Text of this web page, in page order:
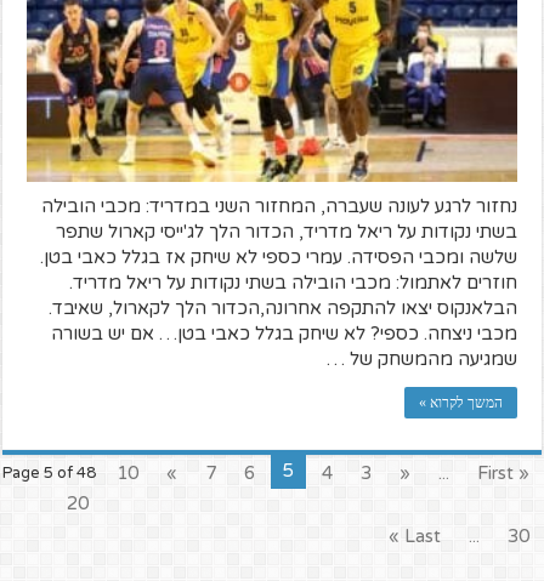
נחזור לרגע לעונה שעברה, המחזור השני במדריד: מכבי הובילה
בשתי נקודות על ריאל מדריד, הכדור הלך לג'ייסי קארול שתפר
שלשה ומכבי הפסידה. עמרי כספי לא שיחק אז בגלל כאבי בטן.
חוזרים לאתמול: מכבי הובילה בשתי נקודות על ריאל מדריד.
הבלאנקוס יצאו להתקפה אחרונה,הכדור הלך לקארול, שאיבד.
מכבי ניצחה. כספי? לא שיחק בגלל כאבי בטן… אם יש בשורה
שמגיעה מהמשחק של …
המשך לקרוא »
Page 5 of 48 « First
...
«
3
4
5
6
7
»
10
20
30
...
Last »